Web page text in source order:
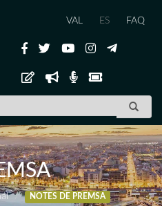
VAL ES FAQ
NOTES DE PREMSA